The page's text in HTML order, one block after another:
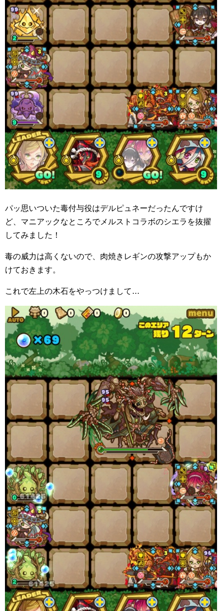
パッ思いついた毒付与役はデルピュネーだったんですけ
ど、マニアックなところでメルストコラボのシエラを抜擢
してみました！
毒の威力は高くないので、肉焼きレギンの攻撃アップもか
けておきます。
これで左上の木石をやっつけまして…